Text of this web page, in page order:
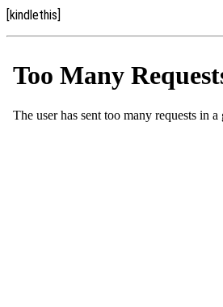
[kindle­this]